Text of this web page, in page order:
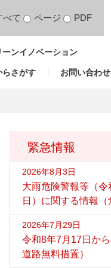
べて ページ PDF
ンイノベーション
らさがす お問い合わせ
緊急情報
2026年8月3日
大雨危険警報等（
日）に関する情報（
2026年7月29日
令和8年7月17日か
道路無料措置）